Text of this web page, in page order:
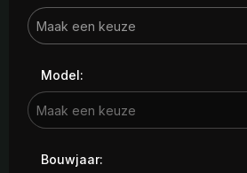
Model:
Bouwjaar: